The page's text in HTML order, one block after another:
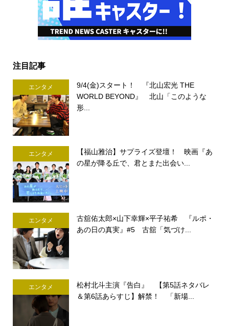
注目記事
エンタメ
9/4(金)スタート！ 『北山宏光 THE
WORLD BEYOND』 北山「このような
形...
エンタメ
【福山雅治】サプライズ登壇！ 映画『あ
の星が降る丘で、君とまた出会い...
エンタメ
古舘佑太郎×山下幸輝×平子祐希 『ルポ・
あの日の真実』#5 古舘「気づけ...
エンタメ
松村北斗主演『告白』 【第5話ネタバレ
＆第6話あらすじ】解禁！ 「新場...